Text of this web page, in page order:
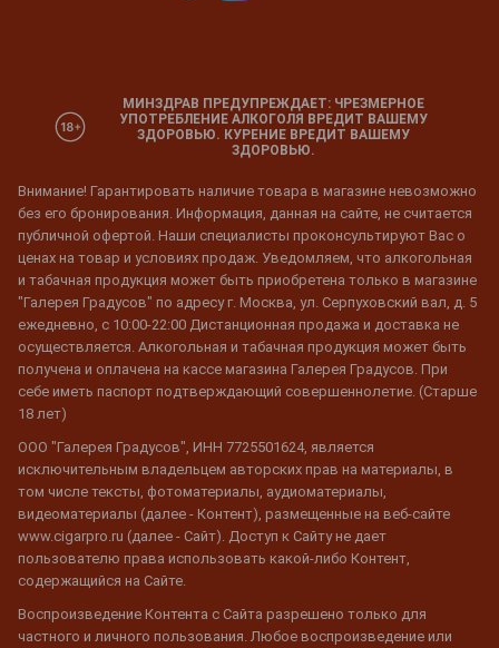
МИНЗДРАВ ПРЕДУПРЕЖДАЕТ: ЧРЕЗМЕРНОЕ
УПОТРЕБЛЕНИЕ АЛКОГОЛЯ ВРЕДИТ ВАШЕМУ
ЗДОРОВЬЮ. КУРЕНИЕ ВРЕДИТ ВАШЕМУ
ЗДОРОВЬЮ.
Внимание! Гарантировать наличие товара в магазине невозможно
без его бронирования. Информация, данная на сайте, не считается
публичной офертой. Наши специалисты проконсультируют Вас о
ценах на товар и условиях продаж. Уведомляем, что алкогольная
и табачная продукция может быть приобретена только в магазине
"Галерея Градусов" по адресу г. Москва, ул. Серпуховский вал, д. 5
ежедневно, с 10:00-22:00 Дистанционная продажа и доставка не
осуществляется. Алкогольная и табачная продукция может быть
получена и оплачена на кассе магазина Галерея Градусов. При
себе иметь паспорт подтверждающий совершеннолетие. (Старше
18 лет)
ООО "Галерея Градусов", ИНН 7725501624, является
исключительным владельцем авторских прав на материалы, в
том числе тексты, фотоматериалы, аудиоматериалы,
видеоматериалы (далее - Контент), размещенные на веб-сайте
www.cigarpro.ru (далее - Сайт). Доступ к Сайту не дает
пользователю права использовать какой-либо Контент,
содержащийся на Сайте.
Воспроизведение Контента с Сайта разрешено только для
частного и личного пользования. Любое воспроизведение или